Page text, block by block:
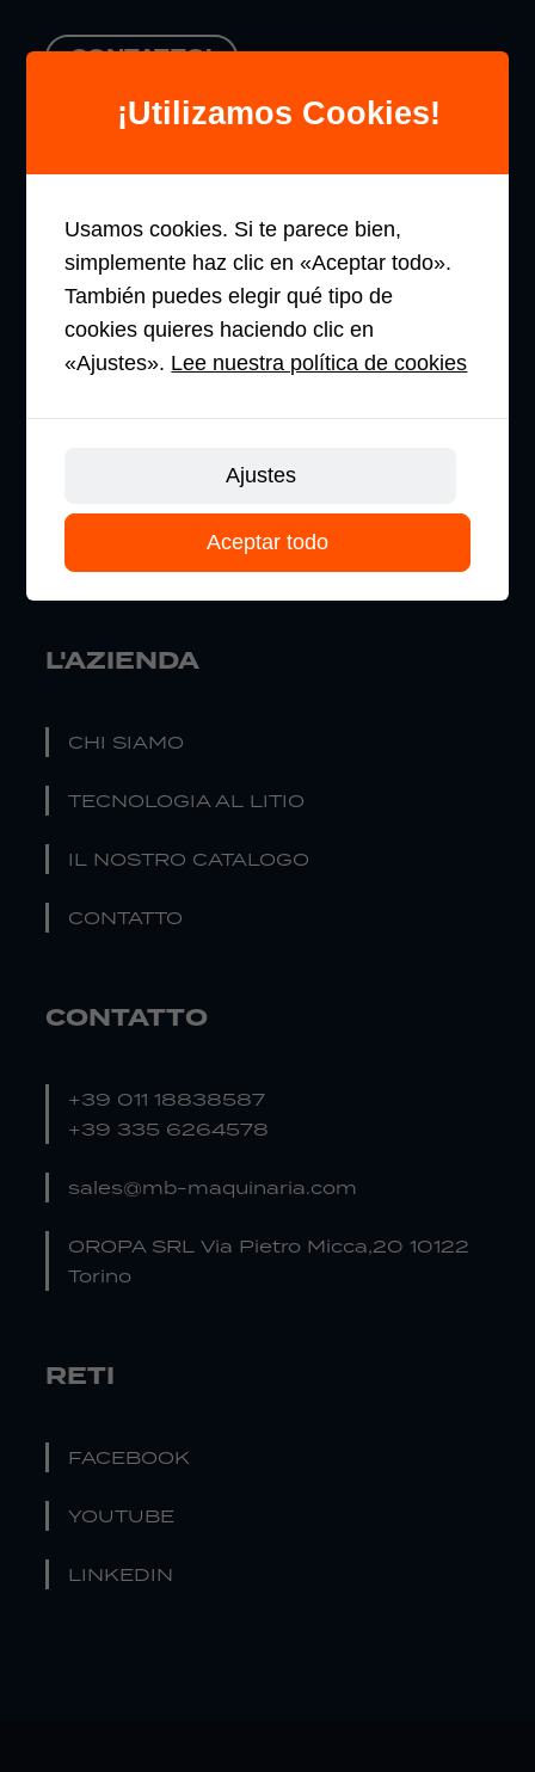
CONTATTO!
PRODOTTI STAR
TRANSPALLET
STOCCATORI
COMMISSIONATORI DI ORDINI
L'AZIENDA
CHI SIAMO
TECNOLOGIA AL LITIO
IL NOSTRO CATALOGO
CONTATTO
CONTATTO
+39 011 18838587
+39 335 6264578
sales@mb-maquinaria.com
OROPA SRL Via Pietro Micca,20 10122
Torino
RETI
FACEBOOK
YOUTUBE
LINKEDIN
¡Utilizamos Cookies!
Usamos cookies. Si te parece bien,
simplemente haz clic en «Aceptar todo».
También puedes elegir qué tipo de
cookies quieres haciendo clic en
«Ajustes». Lee nuestra política de cookies
Ajustes
Aceptar todo